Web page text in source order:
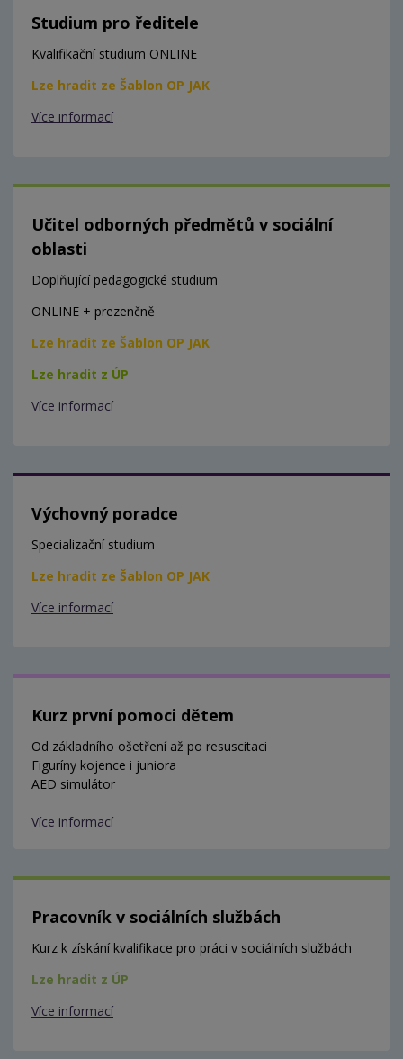
Studium pro ředitele
Kvalifikační studium ONLINE
Lze hradit ze Šablon OP JAK
Více informací
Učitel odborných předmětů v sociální
oblasti
Doplňující pedagogické studium
ONLINE + prezenčně
Lze hradit ze Šablon OP JAK
Lze hradit z ÚP
Více informací
Výchovný poradce
Specializační studium
Lze hradit ze Šablon OP JAK
Více informací
Kurz první pomoci dětem
Od základního ošetření až po resuscitaci
Figuríny kojence i juniora
AED simulátor
Více informací
Pracovník v sociálních službách
Kurz k získání kvalifikace pro práci v sociálních službách
Lze hradit z ÚP
Více informací